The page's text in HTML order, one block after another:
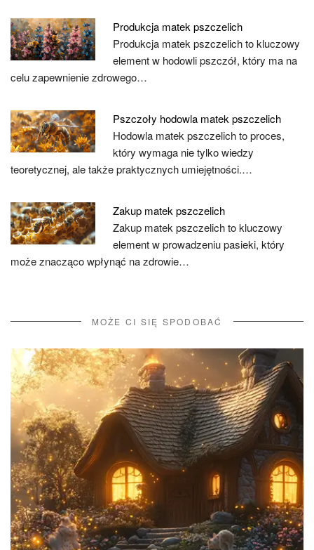
Produkcja matek pszczelich
Produkcja matek pszczelich to kluczowy
element w hodowli pszczół, który ma na
celu zapewnienie zdrowego…
Pszczoły hodowla matek pszczelich
Hodowla matek pszczelich to proces,
który wymaga nie tylko wiedzy
teoretycznej, ale także praktycznych umiejętności.…
Zakup matek pszczelich
Zakup matek pszczelich to kluczowy
element w prowadzeniu pasieki, który
może znacząco wpłynąć na zdrowie…
MOŻE CI SIĘ SPODOBAĆ